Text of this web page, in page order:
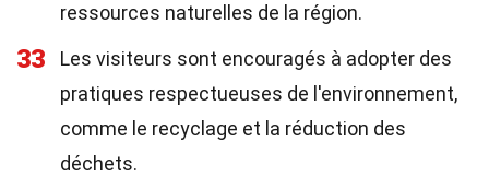
ressources naturelles de la région.
33
Les visiteurs sont encouragés à adopter des
pratiques respectueuses de l'environnement,
comme le recyclage et la réduction des
déchets.